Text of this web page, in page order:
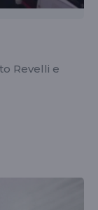
Revelli e